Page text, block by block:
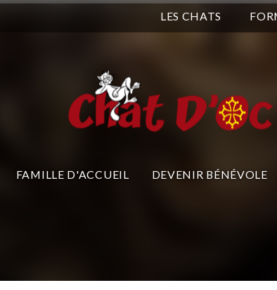
LES CHATS
FAMILLE D'ACCUEIL DEVENIR BÉNÉVOLE